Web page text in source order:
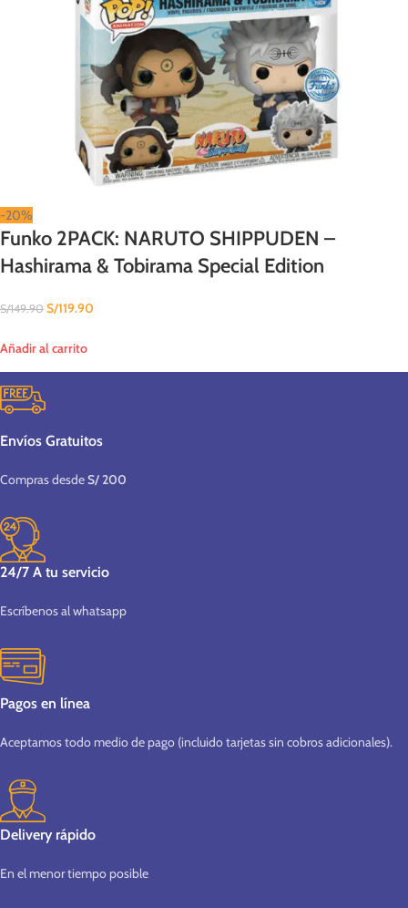
-20%
Funko 2PACK: NARUTO SHIPPUDEN –
Hashirama & Tobirama Special Edition
S/149.90 S/119.90
Añadir al carrito
Envíos Gratuitos
Compras desdeS/ 200
24/7 A tu servicio
Escríbenos al whatsapp
Pagos en línea
Aceptamos todo medio de pago (incluido tarjetas sin cobros adicionales).
Delivery rápido
En el menor tiempo posible